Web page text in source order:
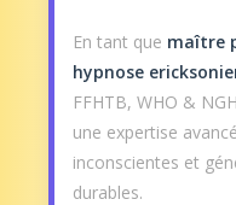
En tant que maître
hypnose
FFHTB, WHO &
une expertise
inconscientes et
durables.